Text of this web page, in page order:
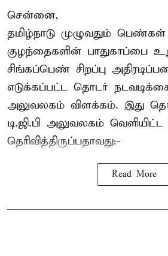
சென்னை,
தமிழ்நாடு முழுவதும்
குழந்தைகளின் பாதுகாப்பை
சிங்கப்பெண் சிறப்பு
எடுக்கப்பட்ட தொடர்
அலுவலகம் விளக்கம். இது
டி.ஜி.பி அலுவலகம் வெளியிட்ட
தெரிவித்திருப்பதாவது:-
Read More